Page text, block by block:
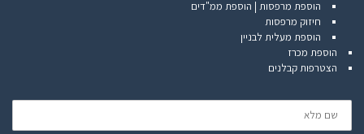
הוספת מרפסות | הוספת ממ"דים
חיזוק מרפסות
הוספת מעלית לבניין
הוספת מכרז
הצטרפות קבלנים
שם
מלא